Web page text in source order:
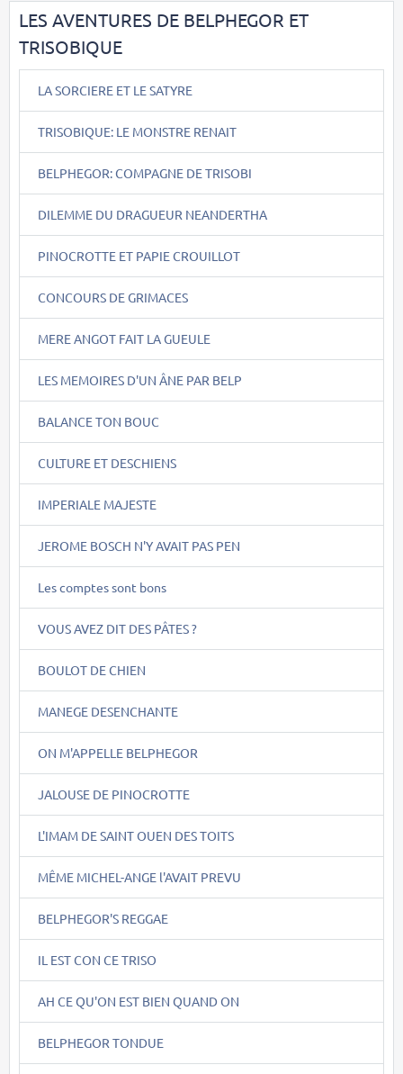
LES AVENTURES DE BELPHEGOR ET
TRISOBIQUE
LA SORCIERE ET LE SATYRE
TRISOBIQUE: LE MONSTRE RENAIT
BELPHEGOR: COMPAGNE DE TRISOBI
DILEMME DU DRAGUEUR NEANDERTHA
PINOCROTTE ET PAPIE CROUILLOT
CONCOURS DE GRIMACES
MERE ANGOT FAIT LA GUEULE
LES MEMOIRES D'UN ÂNE PAR BELP
BALANCE TON BOUC
CULTURE ET DESCHIENS
IMPERIALE MAJESTE
JEROME BOSCH N'Y AVAIT PAS PEN
Les comptes sont bons
VOUS AVEZ DIT DES PÂTES ?
BOULOT DE CHIEN
MANEGE DESENCHANTE
ON M'APPELLE BELPHEGOR
JALOUSE DE PINOCROTTE
L'IMAM DE SAINT OUEN DES TOITS
MÊME MICHEL-ANGE l'AVAIT PREVU
BELPHEGOR'S REGGAE
IL EST CON CE TRISO
AH CE QU'ON EST BIEN QUAND ON
BELPHEGOR TONDUE